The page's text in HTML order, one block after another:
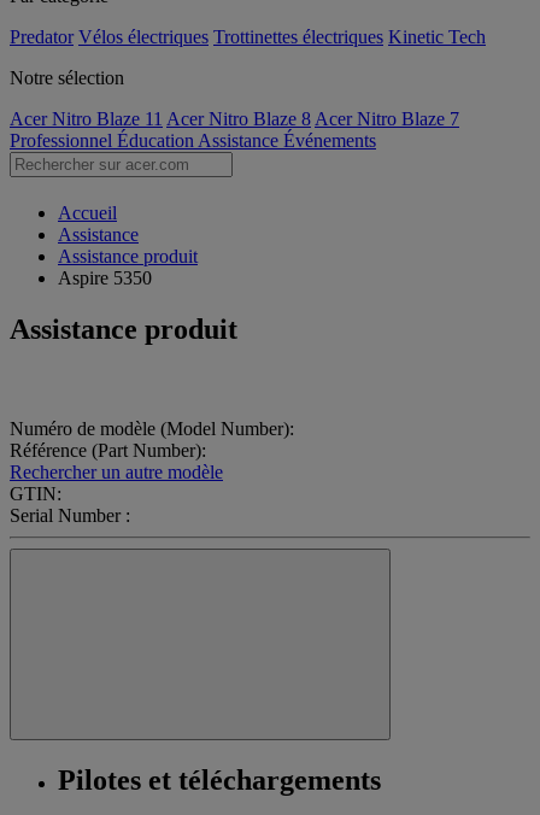
Predator Vélos électriques Trottinettes électriques Kinetic Tech
Notre sélection
Acer Nitro Blaze 11 Acer Nitro Blaze 8 Acer Nitro Blaze 7
Professionnel Éducation Assistance Événements
Accueil
Assistance
Assistance produit
Aspire 5350
Assistance produit
Numéro de modèle (Model Number):
Référence (Part Number):
Rechercher un autre modèle
GTIN:
Serial Number :
Pilotes et téléchargements